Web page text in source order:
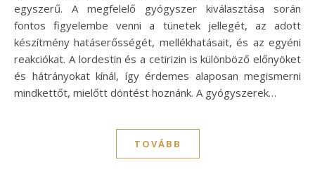
egyszerű. A megfelelő gyógyszer kiválasztása során
fontos figyelembe venni a tünetek jellegét, az adott
készítmény hatáserősségét, mellékhatásait, és az egyéni
reakciókat. A lordestin és a cetirizin is különböző előnyöket
és hátrányokat kínál, így érdemes alaposan megismerni
mindkettőt, mielőtt döntést hoznánk. A gyógyszerek…
TOVÁBB